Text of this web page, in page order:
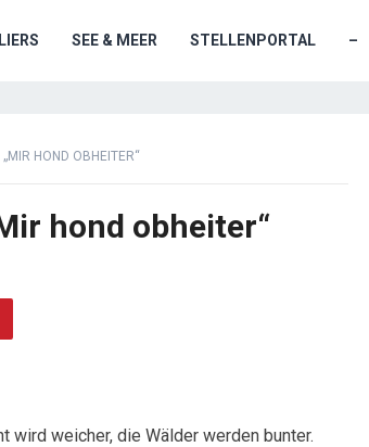
SEE & MEER STELLENPORTAL –
HOND OBHEITER“
hond obheiter“
weicher, die Wälder werden bunter.